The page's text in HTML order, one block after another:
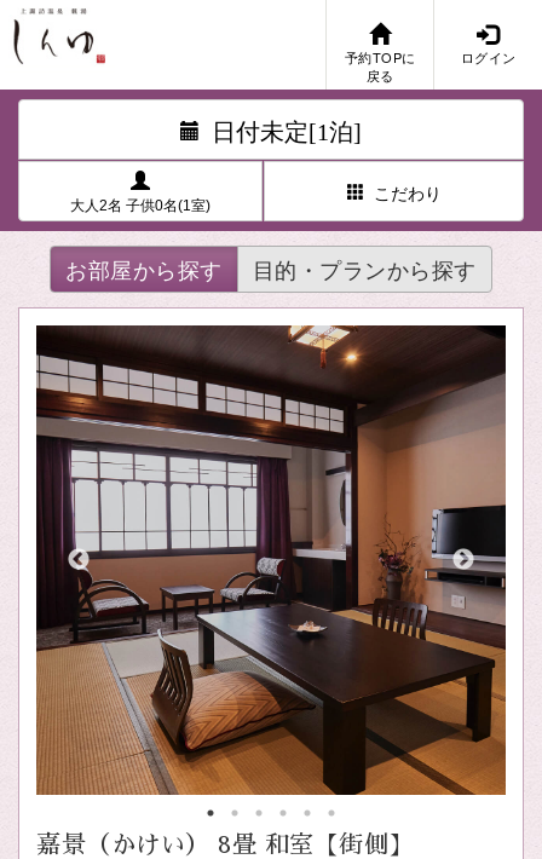
予約TOPに
戻る
ログイン
日付未定[1泊]
大人2名 子供0名(1室)
こだわり
お部屋から探す 目的・プランから探す
嘉景（かけい） 8畳 和室【街側】